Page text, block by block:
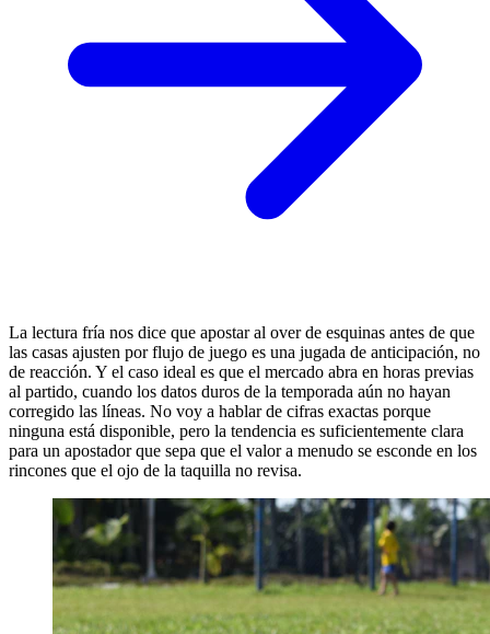
La lectura fría nos dice que apostar al over de esquinas antes de que
las casas ajusten por flujo de juego es una jugada de anticipación, no
de reacción. Y el caso ideal es que el mercado abra en horas previas
al partido, cuando los datos duros de la temporada aún no hayan
corregido las líneas. No voy a hablar de cifras exactas porque
ninguna está disponible, pero la tendencia es suficientemente clara
para un apostador que sepa que el valor a menudo se esconde en los
rincones que el ojo de la taquilla no revisa.